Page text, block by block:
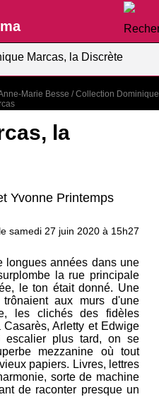
Marcas, la Discrète
Marie Besse / Collection Dominique
la
Yvonne Printemps
samedi 27 juin 2020 à 15h27
longues années dans une
la rue principale
le ton était donné. Une
aux murs d'une
les clichés des fidèles
Arletty et Edwige
escalier plus tard, on se
mezzanine où tout
papiers. Livres, lettres
sorte de machine
de raconter presque un